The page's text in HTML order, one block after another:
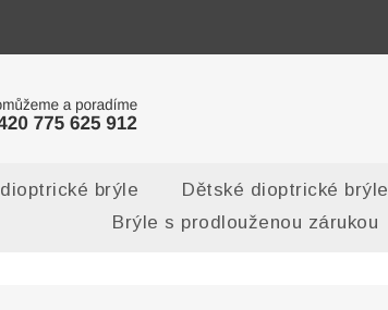
brýle Dětské dioptrické brýle
Brýle s prodlouženou zárukou